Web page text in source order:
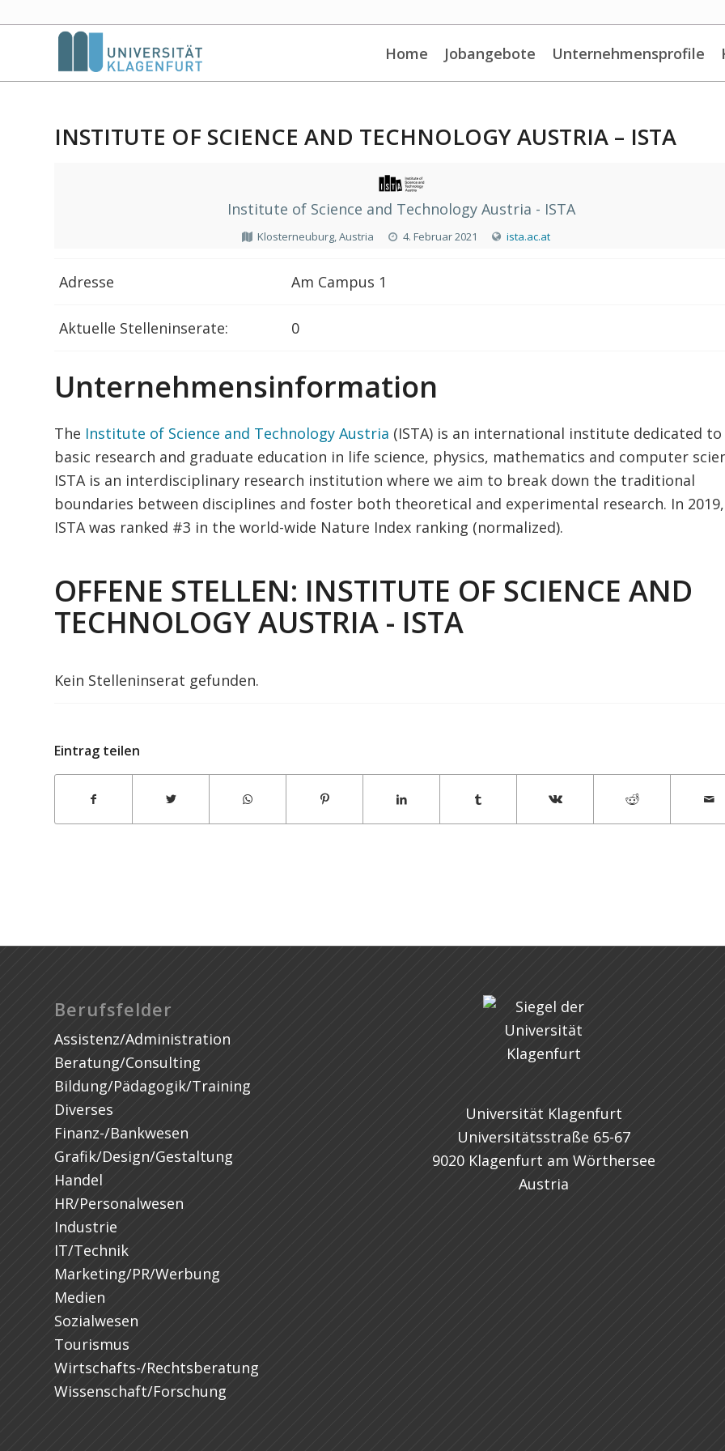
Home Jobangebote Unternehmensprofile
INSTITUTE OF SCIENCE AND TECHNOLOGY AUSTRIA – ISTA
Institute of Science and Technology Austria - ISTA
Klosterneuburg, Austria 4. Februar 2021 ista.ac.at
Adresse Am Campus 1
Aktuelle Stelleninserate: 0
Unternehmensinformation
The Institute of Science and Technology Austria (ISTA) is an international institute dedicated to
basic research and graduate education in life science, physics, mathematics and computer
ISTA is an interdisciplinary research institution where we aim to break down the traditional
boundaries between disciplines and foster both theoretical and experimental research. In 2019,
ISTA was ranked #3 in the world-wide Nature Index ranking (normalized).
OFFENE STELLEN: INSTITUTE OF SCIENCE AND
TECHNOLOGY AUSTRIA - ISTA
Kein Stelleninserat gefunden.
Eintrag teilen
Berufsfelder
Assistenz/Administration
Beratung/Consulting
Bildung/Pädagogik/Training
Diverses
Finanz-/Bankwesen
Grafik/Design/Gestaltung
Handel
HR/Personalwesen
Industrie
IT/Technik
Marketing/PR/Werbung
Medien
Sozialwesen
Tourismus
Wirtschafts-/Rechtsberatung
Wissenschaft/Forschung
Universität Klagenfurt
Universitätsstraße 65-67
9020 Klagenfurt am Wörthersee
Austria